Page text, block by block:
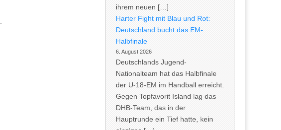
ihrem neuen […]
Harter Fight mit Blau und Rot:
Deutschland bucht das EM-
Halbfinale
6. August 2026
Deutschlands Jugend-
Nationalteam hat das Halbfinale
der U-18-EM im Handball erreicht.
Gegen Topfavorit Island lag das
DHB-Team, das in der
Hauptrunde ein Tief hatte, kein